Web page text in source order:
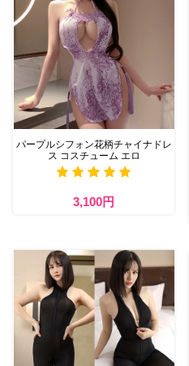
パープルシフォン花柄チャイナドレ
ス コスチューム エロ
3,100円